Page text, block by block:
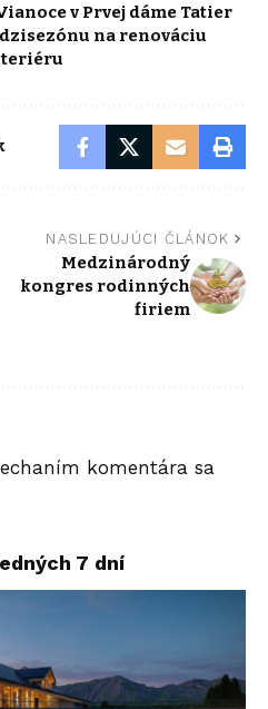
v Prvej dáme Tatier
na renováciu
NASLEDUJÚCI ČLÁNOK
Medzinárodný
kongres rodinných
firiem
komentára sa
7 dní